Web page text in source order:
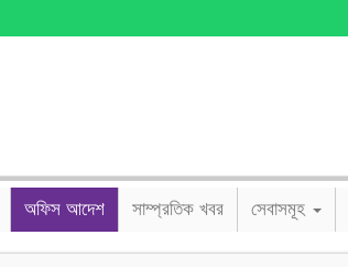
অফিস আদেশ সাম্প্রতিক খবর সেবাসমূহ